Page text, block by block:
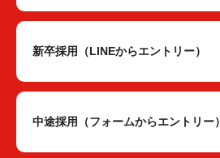
新卒採用（LINEからエントリー）
中途採用（フォームからエントリー）